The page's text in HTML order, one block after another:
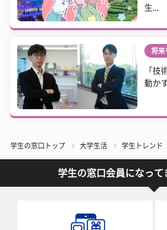
生...
将来
「技
動か
学生の窓口トップ 大学生活 学生トレンド
学生の窓口会員になって